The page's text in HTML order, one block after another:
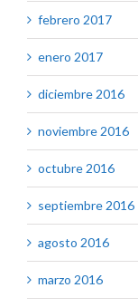
febrero 2017
enero 2017
diciembre 2016
noviembre 2016
octubre 2016
septiembre 2016
agosto 2016
marzo 2016